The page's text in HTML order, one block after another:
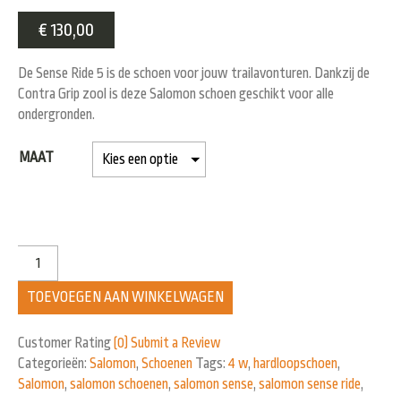
€ 130,00
De Sense Ride 5 is de schoen voor jouw trailavonturen. Dankzij de
Contra Grip zool is deze Salomon schoen geschikt voor alle
ondergronden.
MAAT
TOEVOEGEN AAN WINKELWAGEN
Customer Rating(0) Submit a Review
Categorieën: Salomon, Schoenen Tags: 4 w, hardloopschoen,
Salomon, salomon schoenen, salomon sense, salomon sense ride,